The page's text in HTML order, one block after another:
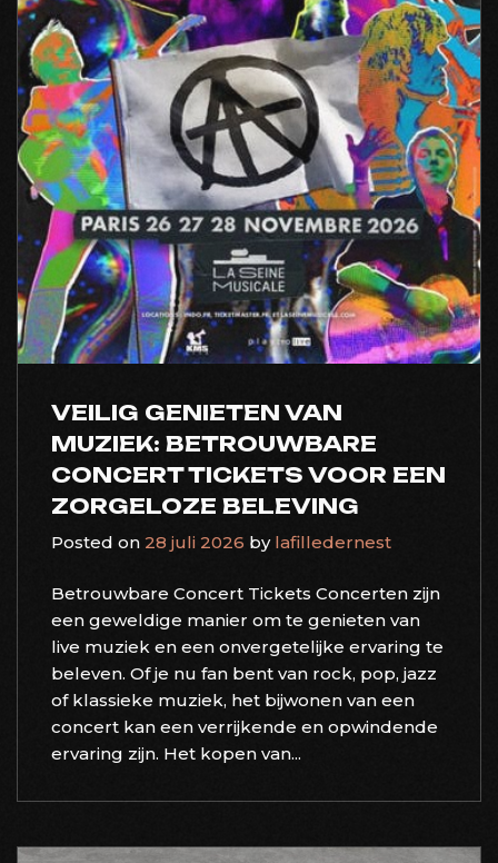
VEILIG GENIETEN VAN
MUZIEK: BETROUWBARE
CONCERT TICKETS VOOR EEN
ZORGELOZE BELEVING
Posted on 28 juli 2026 by lafilledernest
Betrouwbare Concert Tickets Concerten zijn
een geweldige manier om te genieten van
live muziek en een onvergetelijke ervaring te
beleven. Of je nu fan bent van rock, pop, jazz
of klassieke muziek, het bijwonen van een
concert kan een verrijkende en opwindende
ervaring zijn. Het kopen van...